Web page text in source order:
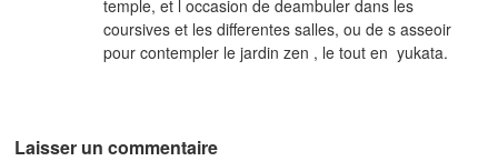
temple, et l occasion de deambuler dans les
coursives et les differentes salles, ou de s asseoir
pour contempler le jardin zen , le tout en yukata.
Laisser un commentaire